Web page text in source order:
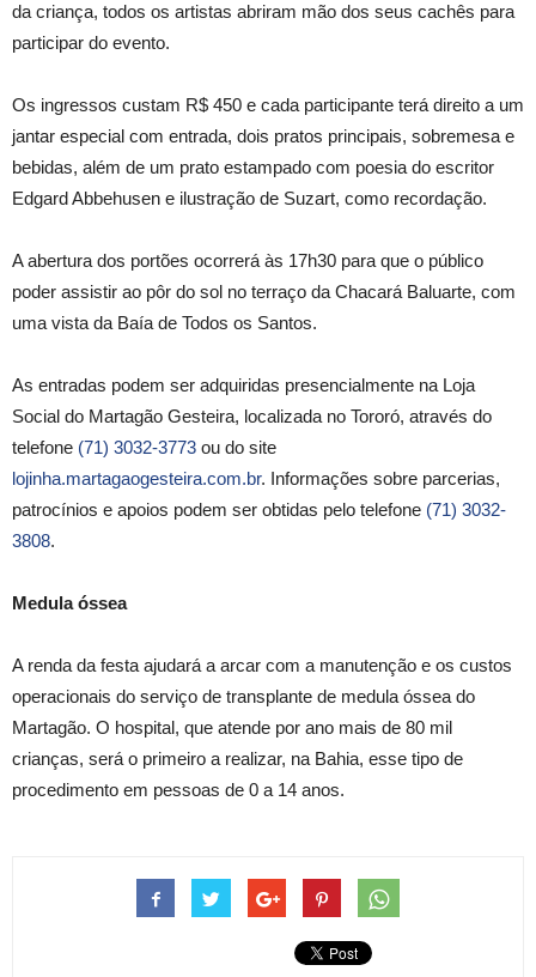
da criança, todos os artistas abriram mão dos seus cachês para
participar do evento.
Os ingressos custam R$ 450 e cada participante terá direito a um
jantar especial com entrada, dois pratos principais, sobremesa e
bebidas, além de um prato estampado com poesia do escritor
Edgard Abbehusen e ilustração de Suzart, como recordação.
A abertura dos portões ocorrerá às 17h30 para que o público
poder assistir ao pôr do sol no terraço da Chacará Baluarte, com
uma vista da Baía de Todos os Santos.
As entradas podem ser adquiridas presencialmente na Loja
Social do Martagão Gesteira, localizada no Tororó, através do
telefone (71) 3032-3773 ou do site
lojinha.martagaogesteira.com.br. Informações sobre parcerias,
patrocínios e apoios podem ser obtidas pelo telefone (71) 3032-
3808.
Medula óssea
A renda da festa ajudará a arcar com a manutenção e os custos
operacionais do serviço de transplante de medula óssea do
Martagão. O hospital, que atende por ano mais de 80 mil
crianças, será o primeiro a realizar, na Bahia, esse tipo de
procedimento em pessoas de 0 a 14 anos.